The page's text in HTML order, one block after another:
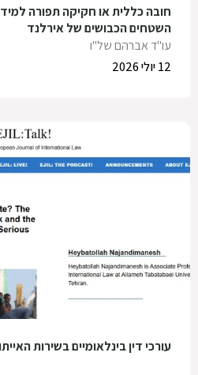
חובה כללית או חקיקה תפורה
השטחים הכבושים של אירלנד
עו"ד אברהם של"ו
12 יולי 2026
עורכי דין בינלאומיים בשירות